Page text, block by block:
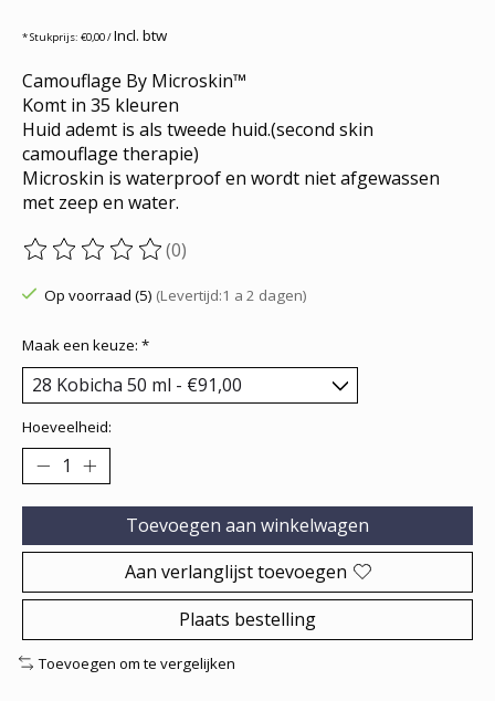
* Stukprijs: €0,00 /Incl. btw
Camouflage By Microskin™
Komt in 35 kleuren
Huid ademt is als tweede huid.(second skin
camouflage therapie)
Microskin is waterproof en wordt niet afgewassen
met zeep en water.
De beoordeling van dit product is
(0)
Op voorraad (5) (Levertijd:1 a 2 dagen)
Maak een keuze: *
Hoeveelheid:
Toevoegen aan winkelwagen
Aan verlanglijst toevoegen
Plaats bestelling
Toevoegen om te vergelijken